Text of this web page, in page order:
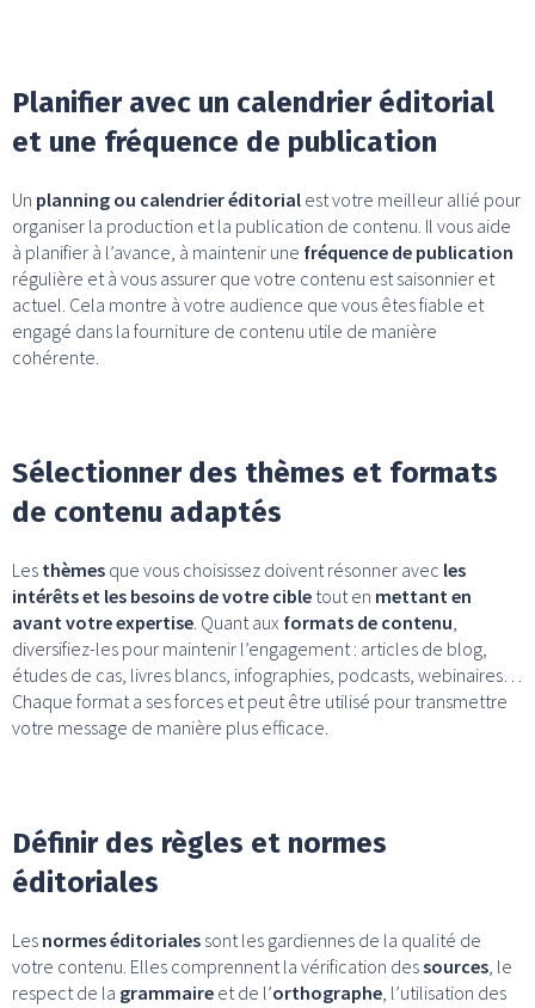
Planifier avec un calendrier éditorial
et une fréquence de publication
Un planning ou calendrier éditorial est votre meilleur allié pour
organiser la production et la publication de contenu. Il vous aide
à planifier à l’avance, à maintenir une fréquence de publication
régulière et à vous assurer que votre contenu est saisonnier et
actuel. Cela montre à votre audience que vous êtes fiable et
engagé dans la fourniture de contenu utile de manière
cohérente.
Sélectionner des thèmes et formats
de contenu adaptés
Les thèmes que vous choisissez doivent résonner avec les
intérêts et les besoins de votre cible tout en mettant en
avant votre expertise . Quant aux formats de contenu
diversifiez-les pour maintenir l’engagement : articles de blog,
études de cas, livres blancs, infographies, podcasts, webinaires…
Chaque format a ses forces et peut être utilisé pour transmettre
votre message de manière plus efficace.
Définir des règles et normes
éditoriales
Les normes éditoriales sont les gardiennes de la qualité de
votre contenu. Elles comprennent la vérification dessources , le
respect de la grammaire et de l’orthographe , l’utilisation des